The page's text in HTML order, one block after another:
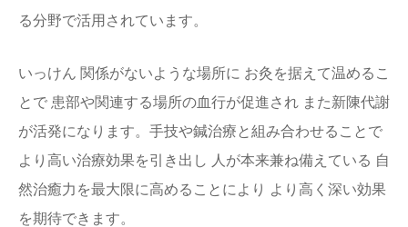
る分野で活用されています。
いっけん 関係がないような場所に お灸を据えて温めるこ
とで 患部や関連する場所の血行が促進され また新陳代謝
が活発になります。手技や鍼治療と組み合わせることで
より高い治療効果を引き出し 人が本来兼ね備えている 自
然治癒力を最大限に高めることにより より高く深い効果
を期待できます。